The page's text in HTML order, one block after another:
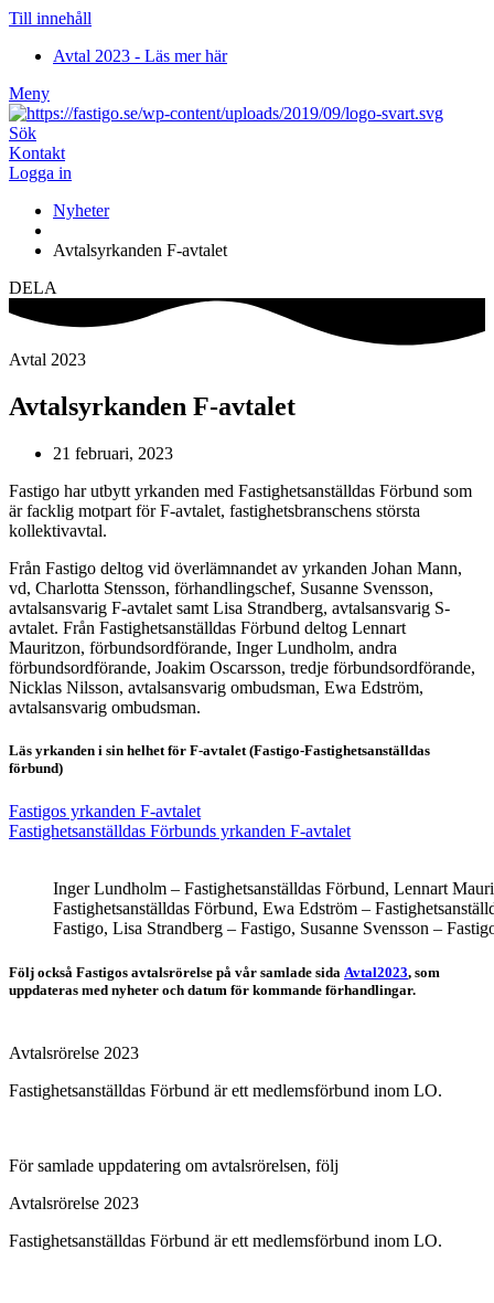
Till innehåll
Avtal 2023 - Läs mer här
Meny
Sök
Kontakt
Logga in
Nyheter
Avtalsyrkanden F-avtalet
DELA
Avtal 2023
Avtalsyrkanden F-avtalet
21 februari, 2023
Fastigo har utbytt yrkanden med Fastighetsanställdas Förbund som
är facklig motpart för F-avtalet, fastighetsbranschens största
kollektivavtal.
Från Fastigo deltog vid överlämnandet av yrkanden Johan Mann,
vd, Charlotta Stensson, förhandlingschef, Susanne Svensson,
avtalsansvarig F-avtalet samt Lisa Strandberg, avtalsansvarig S-
avtalet. Från Fastighetsanställdas Förbund deltog Lennart
Mauritzon, förbundsordförande, Inger Lundholm, andra
förbundsordförande, Joakim Oscarsson, tredje förbundsordförande,
Nicklas Nilsson, avtalsansvarig ombudsman, Ewa Edström,
avtalsansvarig ombudsman.
Läs yrkanden i sin helhet för F-avtalet(Fastigo-Fastighetsanställdas
förbund)
Fastigos yrkanden F-avtalet
Fastighetsanställdas Förbunds yrkanden F-avtalet
Inger Lundholm – Fastighetsanställdas Förbund, Lennart
Fastighetsanställdas Förbund, Ewa Edström –
Fastigo, Lisa Strandberg – Fastigo, Susanne Svensson –
Följ också Fastigos avtalsrörelse på vår samlade sida Avtal2023, som
uppdateras med nyheter och datum för kommande förhandlingar.
Avtalsrörelse 2023
Fastighetsanställdas Förbund är ett medlemsförbund inom LO.
För samlade uppdatering om avtalsrörelsen, följ
Avtalsrörelse 2023
Fastighetsanställdas Förbund är ett medlemsförbund inom LO.